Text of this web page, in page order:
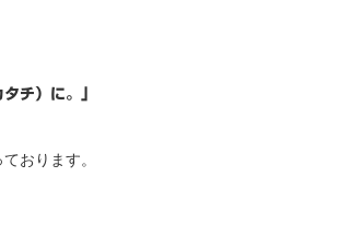
チ）に。」
おります。